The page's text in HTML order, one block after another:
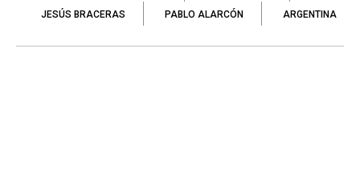
JESÚS BRACERAS PABLO ALARCÓN ARGENTINA